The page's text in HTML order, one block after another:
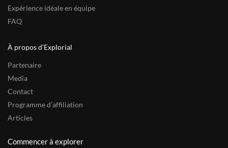
Expérience idéale en équipe
FAQ
À propos d’Explorial
Partenaire
Media
Contact
Programme d’affiliation
Articles
Commencer à explorer